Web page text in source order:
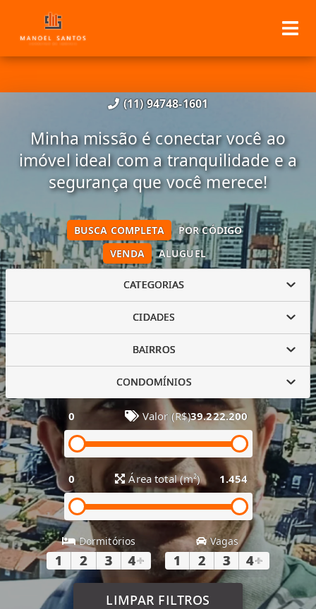
(11) 94748-1601
Minha missão é conectar você ao
imóvel ideal com a tranquilidade e a
segurança que você merece!
VENDA ALUGUEL
BUSCA COMPLETA POR CÓDIGO
CATEGORIAS
CIDADES
BAIRROS
CONDOMÍNIOS
0 Valor (R$)39.222.200
0 Área total (m²) 1.454
Dormitórios
1 2 3 4+
Vagas
1 2 3 4+
LIMPAR FILTROS